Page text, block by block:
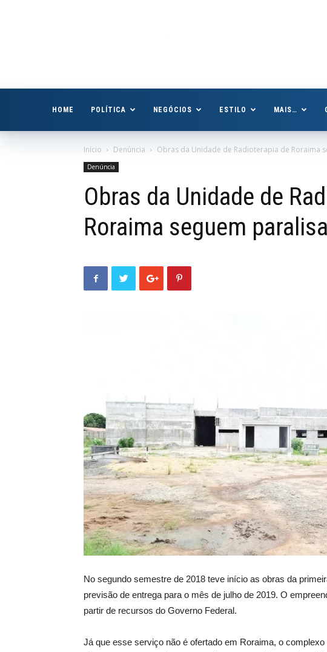
HOME POLÍTICA NEGÓCIOS ESTILO MAIS…
Início Denúncia Obras da Unidade de Radioterapia de Roraima
Denúncia
Obras da Unidade de
Roraima seguem
No segundo semestre de 2018 teve início as obras da
previsão de entrega para o mês de julho de 2019. O
partir de recursos do Governo Federal.
Já que esse serviço não é ofertado em Roraima, o